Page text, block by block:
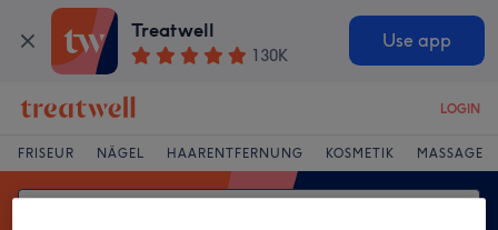
Treatwell
130K
Use app
LOGIN
FRISEUR NÄGEL HAARENTFERNUNG KOSMETIK MASSAGE